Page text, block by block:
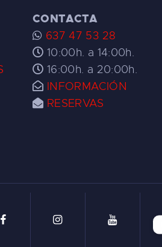
CONTACTA
637 47 53 28
10:00h. a 14:00h.
16:00h. a 20:00h.
INFORMACIÓN
RESERVAS